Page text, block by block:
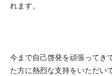
れます。
今まで自己啓発を頑張ってき
た方に熱烈な支持をいただい